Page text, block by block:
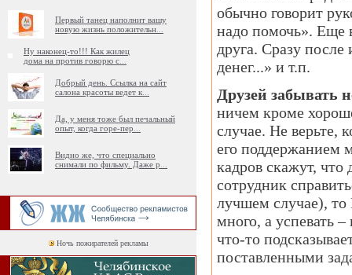
Первый танец наполнит вашу
новую жизнь положительн
Ну наконец-то!!! Как жилец
дома на против говорю с
Добрый день. Ссылка на сайт
салона красоты ведет к
Да, у меня тоже был печальный
опыт, когда горе-пер
Видно же, что специально
снимали по фильму. Даже р
Ночь пожирателей рекламы
обычно говорит
надо помочь». Еще
друга. Сразу после
денег...» и т.п.
Друзей забывать
ничем кроме
случае. Не верьте,
его поддержанием
кадров скажут, что
сотрудник
лучшем случае), то
много, а успевать
что-то
поставленными